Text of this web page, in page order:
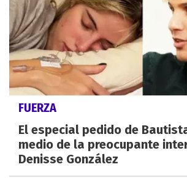
FUERZA
El especial pedido de
medio de la preocupante
Denisse González